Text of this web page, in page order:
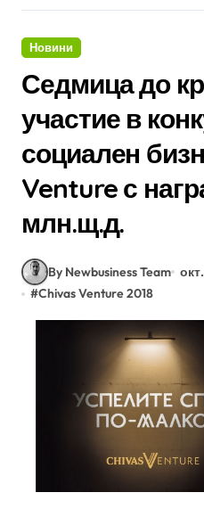
Новини
Седмица до
участие в
социален
Venture с
млн.щ.д.
By Newbusiness Team
#Chivas Venture 2018